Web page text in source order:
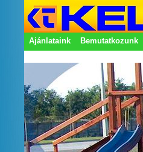
Ajánlataink Bemutatkozunk